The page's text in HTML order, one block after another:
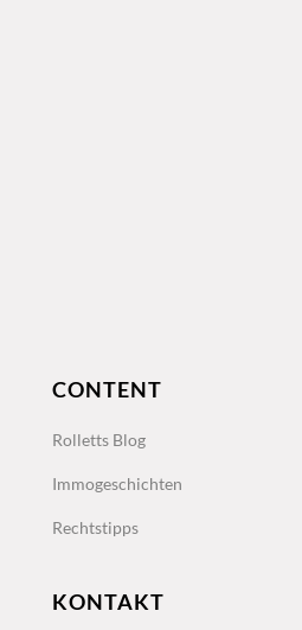
CONTENT
Rolletts Blog
Immogeschichten
Rechtstipps
KONTAKT